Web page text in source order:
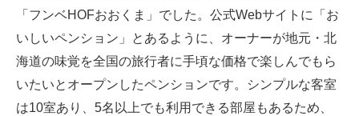
「フンベHOFおおくま」でした。公式Webサイトに「お
いしいペンション」とあるように、オーナーが地元・北
海道の味覚を全国の旅行者に手頃な価格で楽しんでもら
いたいとオープンしたペンションです。シンプルな客室
は10室あり、5名以上でも利用できる部屋もあるため、